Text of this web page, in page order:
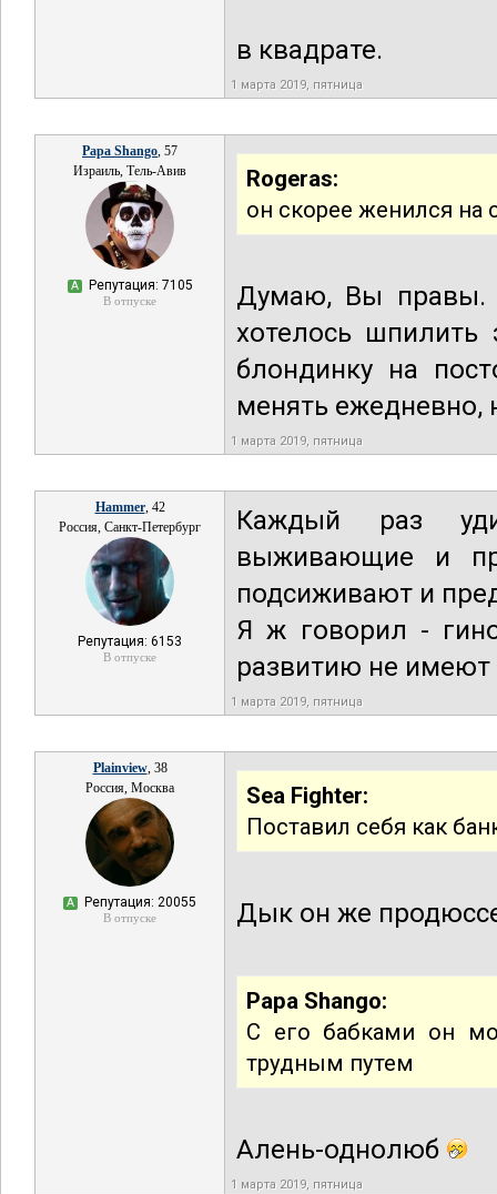
в квадрате.
1 марта 2019, пятница
Papa Shango, 57
Израиль, Тель-Авив
А Репутация: 7105
В отпуске
Rogeras:
он скорее женился на
Думаю, Вы правы.
хотелось
блондинку на
менять ежедневно,
1 марта 2019, пятница
Hammer, 42
Россия, Санкт-Петербург
Репутация: 6153
В отпуске
Каждый раз
выживающие и
подсиживают и
Я ж говорил -
развитию не
1 марта 2019, пятница
Plainview, 38
Россия, Москва
А Репутация: 20055
В отпуске
Sea Fighter:
Поставил себя как
Дык он же
Papa Shango:
С его бабками он
трудным путем
Алень-однолюб
1 марта 2019, пятница